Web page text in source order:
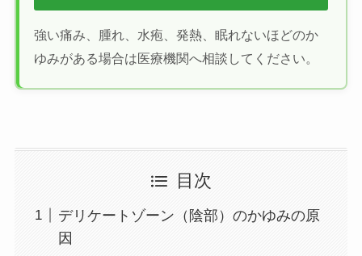
強い痛み、腫れ、水疱、発熱、眠れないほどのか
ゆみがある場合は医療機関へ相談してください。
目次
デリケートゾーン（陰部）のかゆみの原
因